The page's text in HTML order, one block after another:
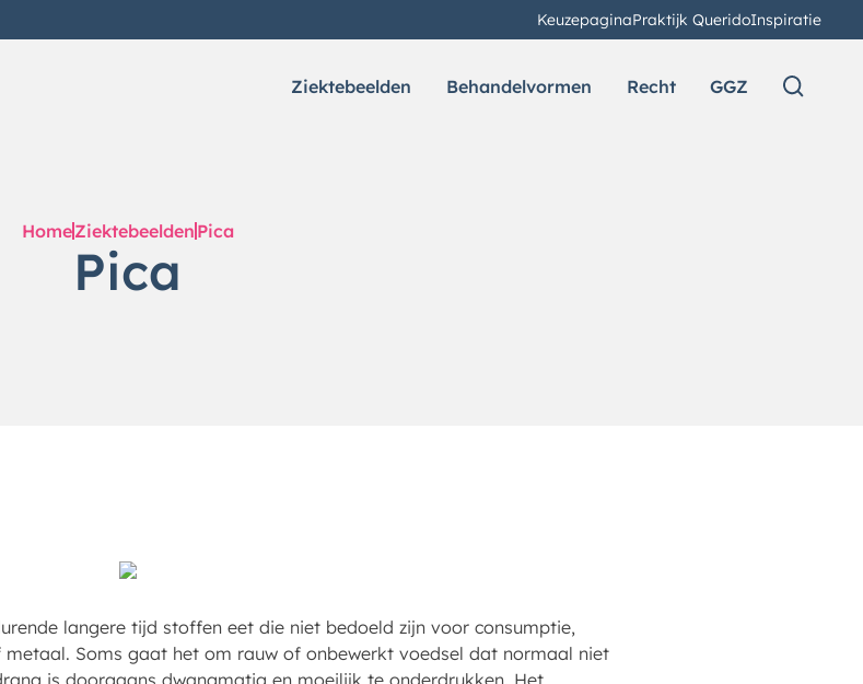
KeuzepaginaPraktijk QueridoInspiratie
Ziektebeelden Behandelvormen Recht GGZ
HomeZiektebeelden Pica
Pica
langere tijd stoffen eet die niet bedoeld zijn voor consumptie,
Soms gaat het om rauw of onbewerkt voedsel dat normaal niet
is doorgaans dwangmatig en moeilijk te onderdrukken. Het